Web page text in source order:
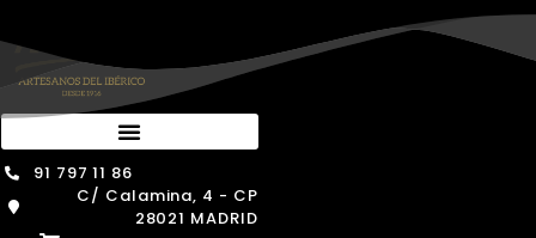
al
contenido
91 797 11 86
C/ Calamina, 4 - CP
28021 MADRID